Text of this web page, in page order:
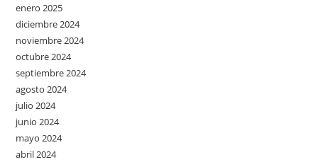
enero 2025
diciembre 2024
noviembre 2024
octubre 2024
septiembre 2024
agosto 2024
julio 2024
junio 2024
mayo 2024
abril 2024